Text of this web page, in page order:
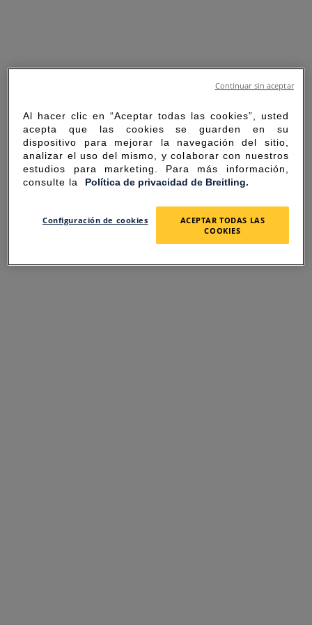
SORRY FOR THE
INCONVENIENCE
Al hacer clic en “Aceptar todas las cookies”, usted
acepta que las cookies se guarden en su
dispositivo para mejorar la navegación del sitio,
analizar el uso del mismo, y colaborar con nuestros
estudios para marketing. Para más información,
consulte la Política de privacidad de Breitling.
Configuración de cookies
ACEPTAR TODAS LAS
COOKIES
Continuar sin aceptar